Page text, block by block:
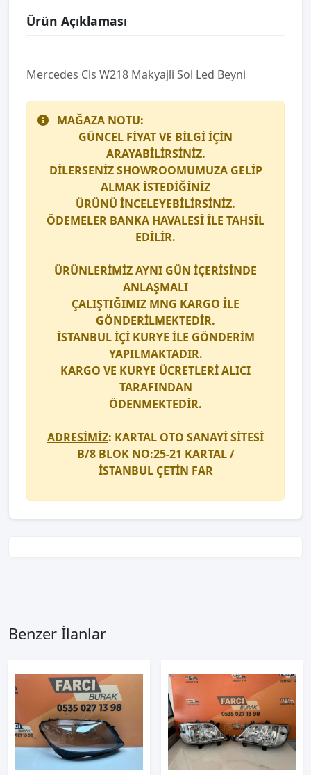
Ürün Açıklaması
Mercedes Cls W218 Makyajli Sol Led Beyni̇
MAĞAZA NOTU:
GÜNCEL FİYAT VE BİLGİ İÇİN
ARAYABİLİRSİNİZ.
DİLERSENİZ SHOWROOMUMUZA GELİP
ALMAK İSTEDİĞİNİZ
ÜRÜNÜ İNCELEYEBİLİRSİNİZ.
ÖDEMELER BANKA HAVALESİ İLE TAHSİL
EDİLİR.
ÜRÜNLERİMİZ AYNI GÜN İÇERİSİNDE
ANLAŞMALI
ÇALIŞTIĞIMIZ MNG KARGO İLE
GÖNDERİLMEKTEDİR.
İSTANBUL İÇİ KURYE İLE GÖNDERİM
YAPILMAKTADIR.
KARGO VE KURYE ÜCRETLERİ ALICI
TARAFINDAN
ÖDENMEKTEDİR.
ADRESİMİZ: KARTAL OTO SANAYİ SİTESİ
B/8 BLOK NO:25-21 KARTAL /
İSTANBUL ÇETİN FAR
Benzer İlanlar